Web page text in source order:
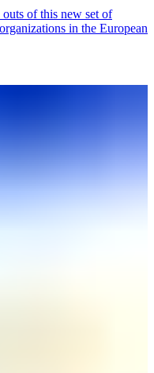
of this new set of
in the European